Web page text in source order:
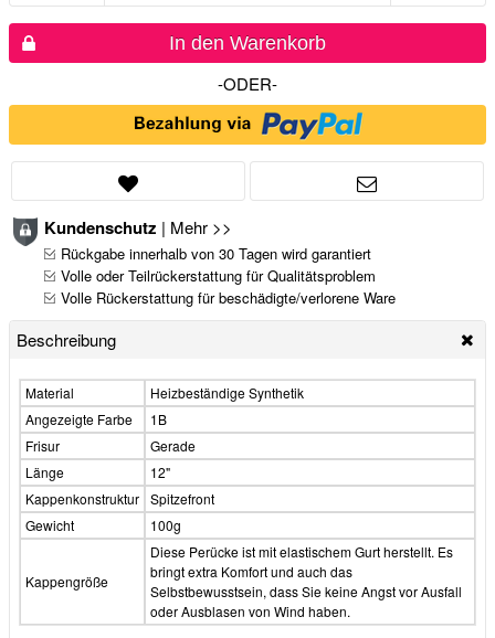
In den Warenkorb
-ODER-
Kundenschutz | Mehr >>
Rückgabe innerhalb von 30 Tagen wird garantiert
Volle oder Teilrückerstattung für Qualitätsproblem
Volle Rückerstattung für beschädigte/verlorene Ware
Beschreibung
Material
Heizbeständige Synthetik
Angezeigte Farbe
1B
Frisur
Gerade
Länge
12"
Kappenkonstruktur Spitzefront
Gewicht
100g
Kappengröße
Diese Perücke ist mit elastischem Gurt herstellt. Es
bringt extra Komfort und auch das
Selbstbewusstsein, dass Sie keine Angst vor Ausfall
oder Ausblasen von Wind haben.